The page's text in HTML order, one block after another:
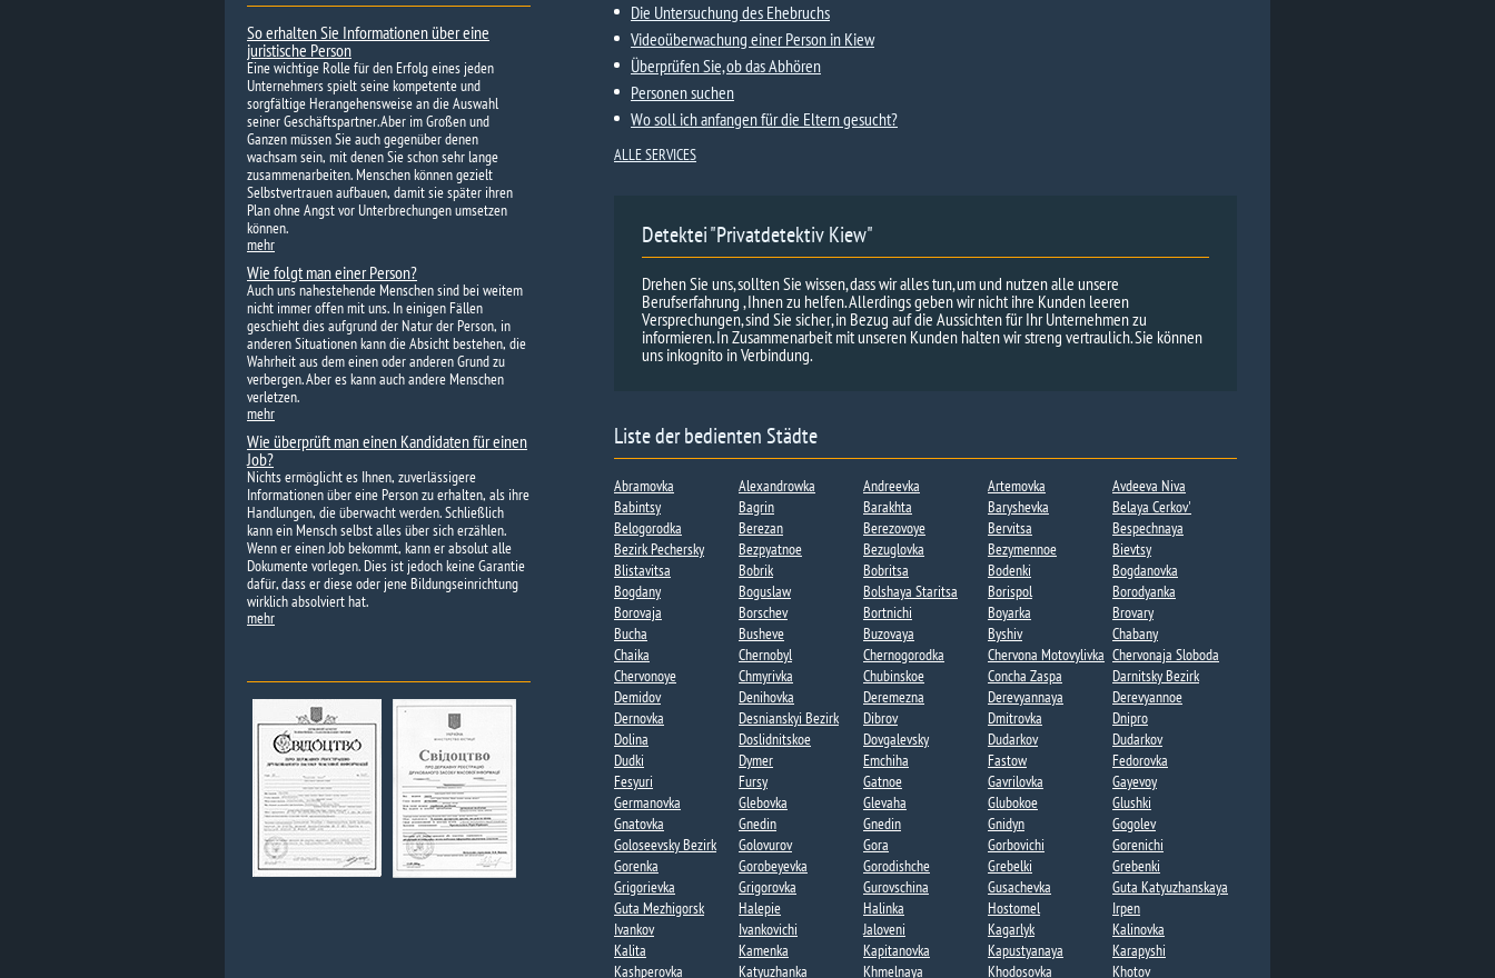
Die Untersuchung des Ehebruchs
Videoüberwachung einer Person in Kiew
Überprüfen Sie, ob das Abhören
Personen suchen
Wo soll ich anfangen für die Eltern gesucht?
ALLE SERVICES
Detektei "Privatdetektiv Kiew"
Drehen Sie uns, sollten Sie wissen, dass wir alles tun, um und nutzen alle unsere
Berufserfahrung , Ihnen zu helfen. Allerdings geben wir nicht ihre Kunden leeren
Versprechungen, sind Sie sicher, in Bezug auf die Aussichten für Ihr Unternehmen zu
informieren. In Zusammenarbeit mit unseren Kunden halten wir streng vertraulich. Sie können
uns inkognito in Verbindung.
Liste der bedienten Städte
Abramovka Alexandrowka Andreevka Artemovka
Avdeeva Niva
Babintsy
Bagrin Barakhta Baryshevka
Belaya Cerkov'
Belogorodka
Berezan Berezovoye​ Bervitsa
Bespechnaya
Bezirk Pechersky
Bezpyatnoe Bezuglovka​ Bezymennoe​
Bievtsy
Blistavitsa
Bobrik Bobritsa​ Bodenki​
Bogdanovka​​
Bogdany​
Boguslaw Bolshaya Staritsa​ Borispol
Borodyanka
Borovaja
Borschev Bortnichi​ Boyarka
Brovary
Bucha
Busheve Buzovaya​ Byshiv
Chabany
Chaika​
Chernobyl Chernogorodka Chervona Motovylivka Chervonaja Sloboda
Chervonoye
Chmyrivka Chubinskoe​ Concha Zaspa​
Darnitsky Bezirk
Demidov
Denihovka Deremezna Derevyannaya​
Derevyannoe
Dernovka
Desnianskyi Bezirk Dibrov Dmitrovka
Dnipro
Dolina​
Doslidnitskoe Dovgalevsky Dudarkov
Dudarkov​​
Dudki​
Dymer Emchiha Fastow
Fedorovka​
Fesyuri
Fursy Gatnoe​ Gavrilovka​
Gayevoy​
Germanovka​
Glebovka Glevaha Glubokoe
Glushki
Gnatovka​
Gnedin Gnedin​ Gnidyn
Gogolev​
Goloseevsky Bezirk
Golovurov Gora​ Gorbovichi
Gorenichi​
Gorenka​
Gorobeyevka​ Gorodishche​ Grebelki​
Grebenki
Grigorievka​
Grigorovka​ Gurovschina​ Gusachevka​
Guta Katyuzhanskaya​
Guta Mezhigorsk​
Halepie​ Halinka Hostomel
Irpen
Ivankov
Ivankovichi Jaloveni Kagarlyk
Kalinovka
Kalita​
Kamenka Kapitanovka​ Kapustyanaya​
Karapyshi
Kashperovka
Katyuzhanka​ Khmelnaya​ Khodosovka​
Khotov​
So erhalten Sie Informationen über eine
juristische Person
Eine wichtige Rolle für den Erfolg eines jeden
Unternehmers spielt seine kompetente und
sorgfältige Herangehensweise an die Auswahl
seiner Geschäftspartner. Aber im Großen und
Ganzen müssen Sie auch gegenüber denen
wachsam sein, mit denen Sie schon sehr lange
zusammenarbeiten. Menschen können gezielt
Selbstvertrauen aufbauen, damit sie später ihren
Plan ohne Angst vor Unterbrechungen umsetzen
können.
mehr
Wie folgt man einer Person?
Auch uns nahestehende Menschen sind bei weitem
nicht immer offen mit uns. In einigen Fällen
geschieht dies aufgrund der Natur der Person, in
anderen Situationen kann die Absicht bestehen, die
Wahrheit aus dem einen oder anderen Grund zu
verbergen. Aber es kann auch andere Menschen
verletzen.
mehr
Wie überprüft man einen Kandidaten für einen
Job?
Nichts ermöglicht es Ihnen, zuverlässigere
Informationen über eine Person zu erhalten, als ihre
Handlungen, die überwacht werden. Schließlich
kann ein Mensch selbst alles über sich erzählen.
Wenn er einen Job bekommt, kann er absolut alle
Dokumente vorlegen. Dies ist jedoch keine Garantie
dafür, dass er diese oder jene Bildungseinrichtung
wirklich absolviert hat.
mehr